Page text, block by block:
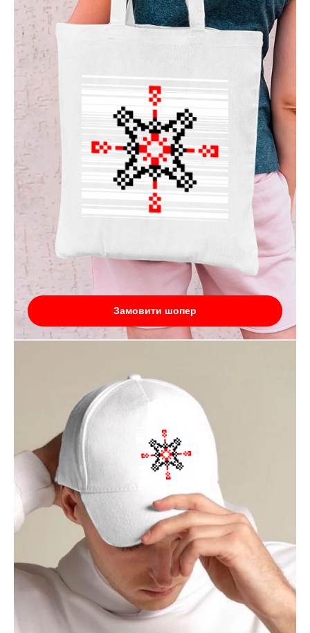
Замовити шопер